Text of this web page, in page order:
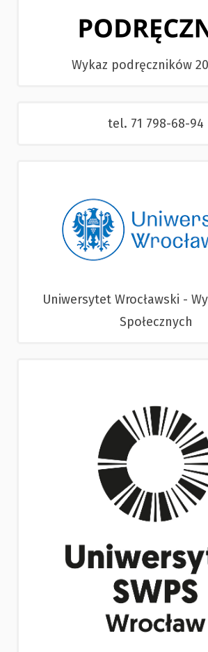
Wykaz podręczników
tel. 71 798-68-94
Uniwersytet Wrocławski -
Społecznych